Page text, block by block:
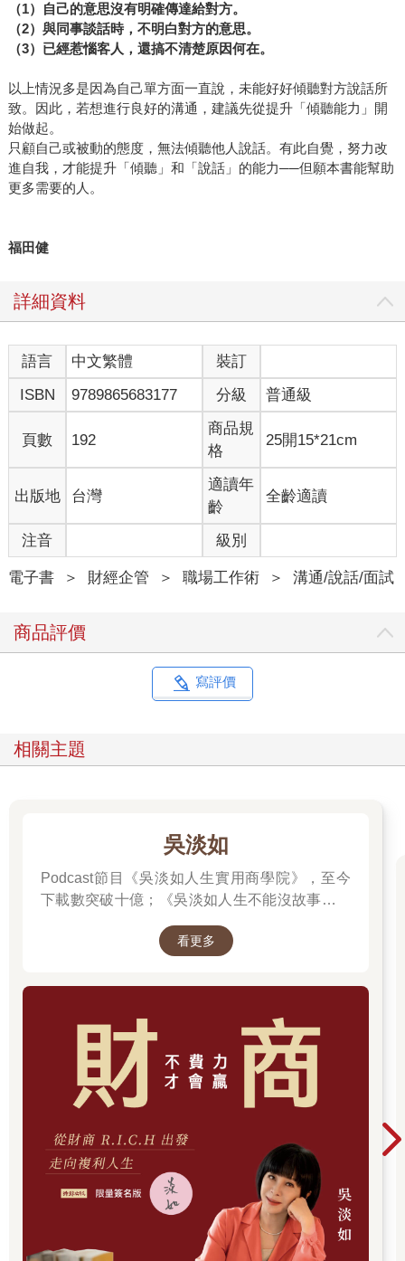
（1）
自己的意思沒有明確傳達給對方。
（2） 與同事談話時，不明白對方的意思。
（3） 已經惹惱客人，還搞不清楚原因何在。
以上情況多是因為自己單方面一直說，未能好好傾聽對方說話所
致。因此，若想進行良好的溝通，建議先從提升「傾聽能力」開
始做起。
只顧自己或被動的態度，無法傾聽他人說話。有此自覺，努力改
進自我，才能提升「傾聽」和「說話」的能力──但願本書能幫助
更多需要的人。
福田健
詳細資料
語言 中文繁體
裝訂
ISBN
9789865683177 分級 普通級
頁數 192
商品規
格
25開15*21cm
出版地 台灣
適讀年
齡
全齡適讀
注音 級別
電子書 ＞ 財經企管 ＞ 職場工作術 ＞ 溝通/說話/面試
商品評價
寫評價
相關主題
吳淡如
Podcast節目《吳淡如人生實用商學院》，至今
下載數突破十億；《吳淡如人生不能沒故事》也
讀歷史中的權力運作與人性選擇，讓看似遙遠的
看更多